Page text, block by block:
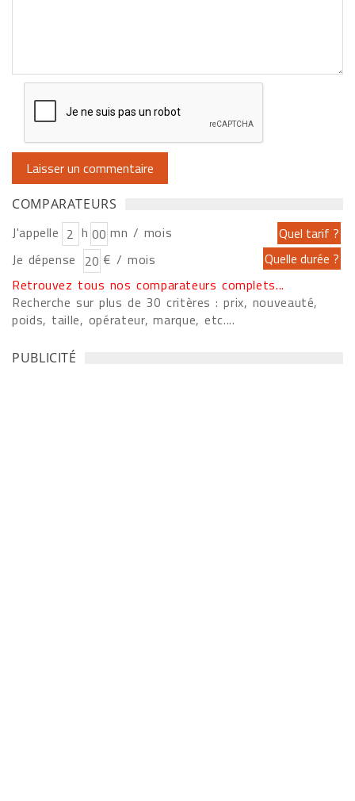
COMPARATEURS
J'appelle h
mn / mois
Je dépense
€ / mois
Retrouvez tous nos comparateurs complets...
Recherche sur plus de 30 critères : prix, nouveauté,
poids, taille, opérateur, marque, etc....
PUBLICITÉ